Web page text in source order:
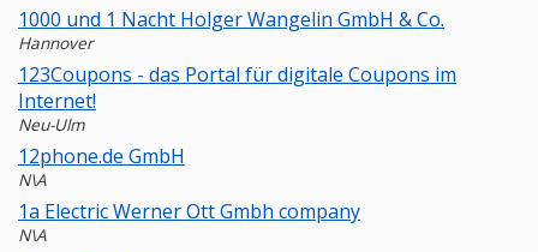
1000 und 1 Nacht Holger Wangelin GmbH & Co.
Hannover
123Coupons - das Portal für digitale Coupons im
Internet!
Neu-Ulm
12phone.de GmbH
N\A
1a Electric Werner Ott Gmbh company
N\A